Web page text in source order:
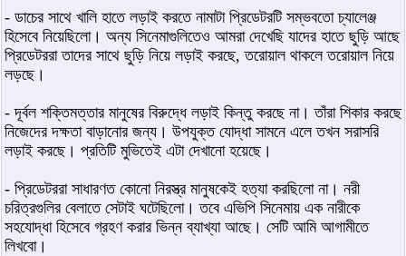
- ডাচের সাথে খালি হাতে লড়াই করতে নামাটা প্রিডেটরটি সম্ভবতো চ্যালেঞ্জ
হিসেবে নিয়েছিলো। অন্য সিনেমাগুলিতেও আমরা দেখেছি যাদের হাতে ছুড়ি আছে
প্রিডেটররা তাদের সাথে ছুড়ি নিয়ে লড়াই করছে, তরোয়াল থাকলে তরোয়াল নিয়ে
লড়ছে।
- দূর্বল শক্তিমত্তার মানুষের বিরুদ্ধে লড়াই কিন্তু করছে না। তাঁরা শিকার করছে
নিজেদের দক্ষতা বাড়ানোর জন্য। উপযুক্ত যোদ্ধা সামনে এলে তখন সরাসরি
লড়াই করছে। প্রতিটি মুভিতেই এটা দেখানো হয়েছে।
- প্রিডেটররা সাধারণত কোনো নিরস্ত্র মানুষকেই হত্যা করছিলো না। নরী
চরিত্রগুলির বেলাতে সেটাই ঘটেছিলো। তবে এভিপি সিনেমায় এক নারীকে
সহযোদ্ধা হিসেবে গ্রহণ করার ভিন্ন ব্যাখ্যা আছে। সেটি আমি আগামীতে
লিখবো।